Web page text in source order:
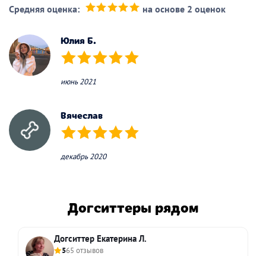
Средняя оценка: на основе 2 оценок
Юлия Б.
(*) (*) (*) (*) (*)
июнь 2021
Вячеслав
(*) (*) (*) (*) (*)
декабрь 2020
Догситтеры рядом
Догситтер Екатерина Л.
565 отзывов